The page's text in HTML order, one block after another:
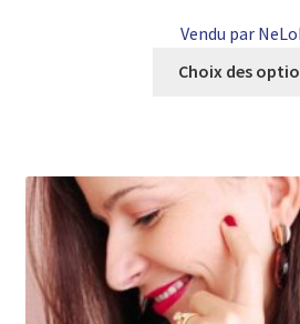
Vendu par
Choix des